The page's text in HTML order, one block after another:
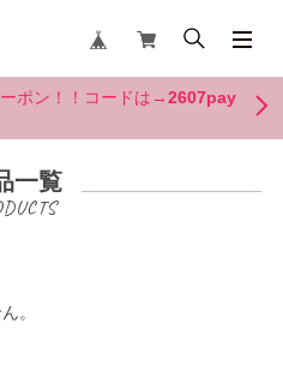
ポン！！コードは→2607pay
一覧
。